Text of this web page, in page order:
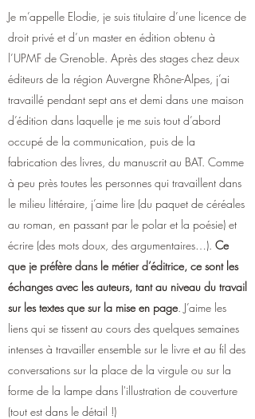
Je m’appelle Elodie, je suis titulaire d’une licence de
droit privé et d’un master en édition obtenu à
l’UPMF de Grenoble. Après des stages chez deux
éditeurs de la région Auvergne Rhône-Alpes, j’ai
travaillé pendant sept ans et demi dans une maison
d’édition dans laquelle je me suis tout d’abord
occupé de la communication, puis de la
fabrication des livres, du manuscrit au BAT. Comme
à peu près toutes les personnes qui travaillent dans
le milieu littéraire, j’aime lire (du paquet de céréales
au roman, en passant par le polar et la poésie) et
écrire (des mots doux, des argumentaires…). Ce
que je préfère dans le métier d’éditrice, ce sont les
échanges avec les auteurs, tant au niveau du travail
sur les textes que sur la mise en page. J’aime les
liens qui se tissent au cours des quelques semaines
intenses à travailler ensemble sur le livre et au fil des
conversations sur la place de la virgule ou sur la
forme de la lampe dans l'illustration de couverture
(tout est dans le détail !)